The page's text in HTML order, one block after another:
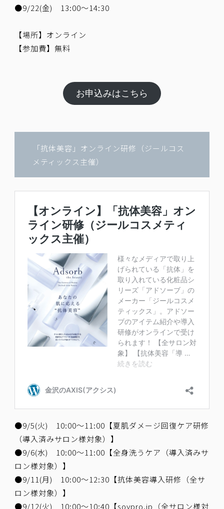
●9/22(金) 13:00～14:30
【場所】オンライン
【参加費】無料
お申込みはこちら
「抗体美容」オンライン研修（ジールコス
メティックス主催）
●9/5(火) 10:00～11:00【夏肌ダメージ回復ケア研修
（導入済みサロン様対象）】
●9/6(水) 10:00～11:00【全身洗うケア（導入済みサ
ロン様対象）】
●9/11(月) 10:00～12:30【抗体美容導入研修（全サ
ロン様対象）】
●9/12(火) 10:00～10:40【soypro.jp（全サロン様対